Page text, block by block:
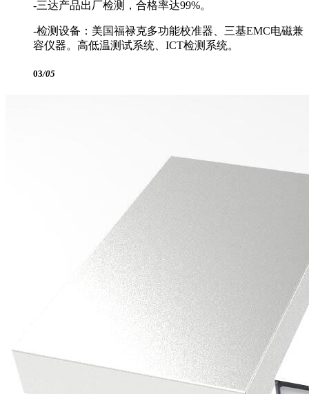
-三达产品出厂检测，合格率达99%。
-检测设备：美国福禄克多功能校准器、三基EMC电磁兼
容仪器。高低温测试系统、ICT检测系统。
03/05